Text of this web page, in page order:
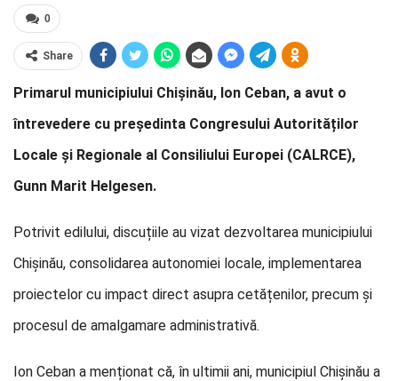
0
Share
Primarul municipiului Chișinău, Ion Ceban, a avut o
întrevedere cu președinta Congresului Autorităților
Locale și Regionale al Consiliului Europei (CALRCE),
Gunn Marit Helgesen.
Potrivit edilului, discuțiile au vizat dezvoltarea municipiului
Chișinău, consolidarea autonomiei locale, implementarea
proiectelor cu impact direct asupra cetățenilor, precum și
procesul de amalgamare administrativă.
Ion Ceban a menționat că, în ultimii ani, municipiul Chișinău a